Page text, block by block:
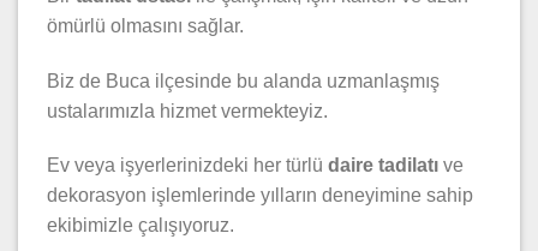
ömürlü olmasını sağlar.
Biz de Buca ilçesinde bu alanda uzmanlaşmış
ustalarımızla hizmet vermekteyiz.
Ev veya işyerlerinizdeki her türlü daire tadilatı ve
dekorasyon işlemlerinde yılların deneyimine sahip
ekibimizle çalışıyoruz.